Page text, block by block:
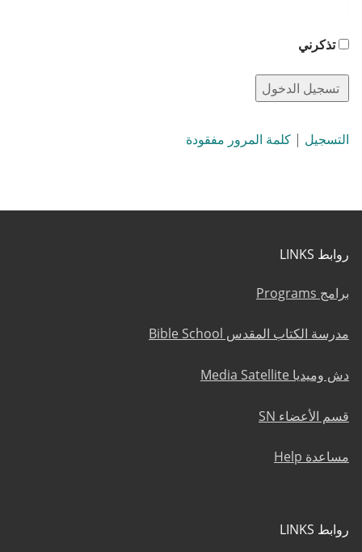
تذكرني
التسجيل | كلمة المرور مفقودة
روابط LINKS
برامج Programs
مدرسة الكتاب المقدس Bible School
دش وميديا Media Satellite
قسم الأعضاء SN
مساعدة Help
روابط LINKS